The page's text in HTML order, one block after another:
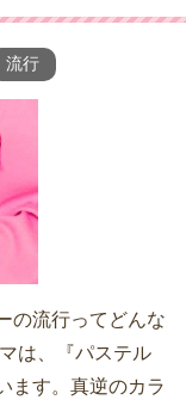
流行
の流行ってどんな
は、『パステル
ます。真逆のカラ